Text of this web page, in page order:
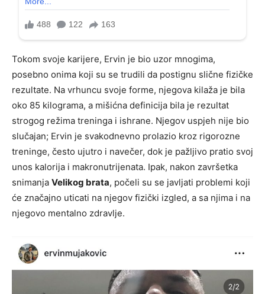
Tokom svoje karijere, Ervin je bio uzor mnogima,
posebno onima koji su se trudili da postignu slične fizičke
rezultate. Na vrhuncu svoje forme, njegova kilaža je bila
oko 85 kilograma, a mišićna definicija bila je rezultat
strogog režima treninga i ishrane. Njegov uspjeh nije bio
slučajan; Ervin je svakodnevno prolazio kroz rigorozne
treninge, često ujutro i navečer, dok je pažljivo pratio svoj
unos kalorija i makronutrijenata. Ipak, nakon završetka
snimanja Velikog brata, počeli su se javljati problemi koji
će značajno uticati na njegov fizički izgled, a sa njima i na
njegovo mentalno zdravlje.